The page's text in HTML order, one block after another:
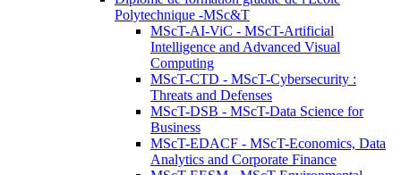
Polytechnique -MSc&T
MScT-AI-ViC - MScT-Artificial
Intelligence and Advanced Visual
Computing
MScT-CTD - MScT-Cybersecurity :
Threats and Defenses
MScT-DSB - MScT-Data Science for
Business
MScT-EDACF - MScT-Economics, Data
Analytics and Corporate Finance